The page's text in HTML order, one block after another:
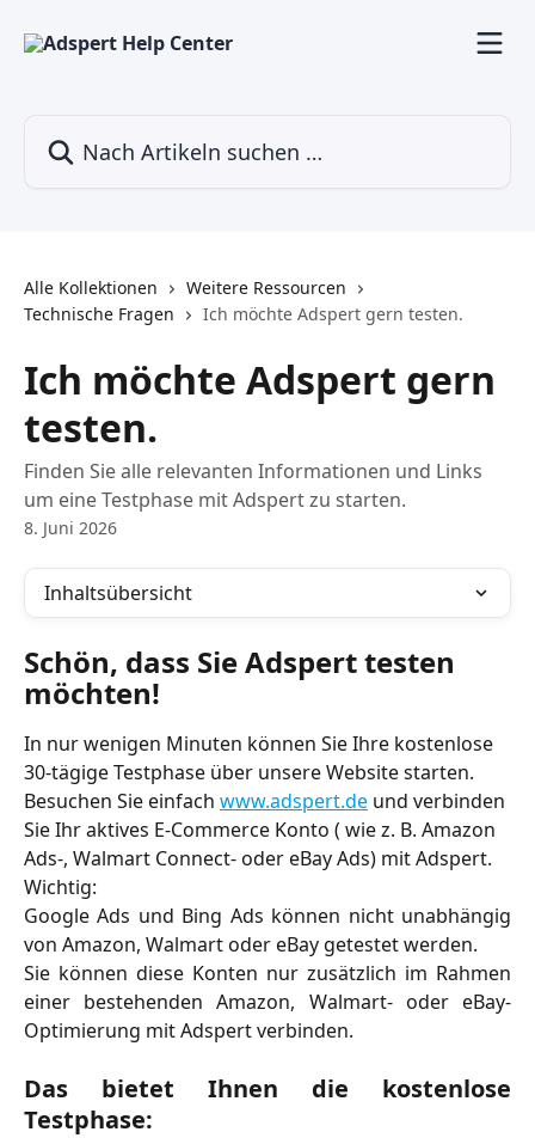
Alle Kollektionen
Weitere Ressourcen
Technische Fragen
Ich möchte Adspert gern testen.
Ich möchte Adspert gern
testen.
Finden Sie alle relevanten Informationen und Links
um eine Testphase mit Adspert zu starten.
8. Juni 2026
Inhaltsübersicht
Schön, dass Sie Adspert testen
möchten!
In nur wenigen Minuten können Sie Ihre kostenlose
30-tägige Testphase über unsere Website starten.
Besuchen Sie einfach www.adspert.de und verbinden
Sie Ihr aktives E-Commerce Konto ( wie z. B. Amazon
Ads-, Walmart Connect- oder eBay Ads) mit Adspert.
Wichtig:
Google Ads und Bing Ads können nicht unabhängig
von Amazon, Walmart oder eBay getestet werden.
Sie können diese Konten nur zusätzlich im Rahmen
einer bestehenden Amazon, Walmart- oder eBay-
Optimierung mit Adspert verbinden.
Das bietet Ihnen die kostenlose
Testphase: